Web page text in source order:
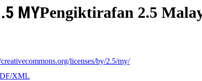
Pengiktirafan 2.5
MY
licenses/by/2.5/my/
XML